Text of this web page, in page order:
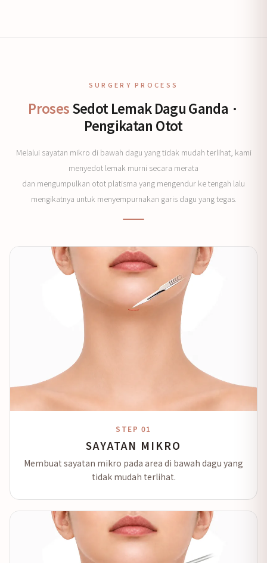
SURGERY PROCESS
ProsesSedot Lemak Dagu Ganda ·
Pengikatan Otot
Melalui sayatan mikro di bawah dagu yang tidak mudah terlihat, kami
menyedot lemak murni secara merata
dan mengumpulkan otot platisma yang mengendur ke tengah lalu
mengikatnya untuk menyempurnakan garis dagu yang tegas.
STEP 01
SAYATAN MIKRO
Membuat sayatan mikro pada area di bawah dagu yang
tidak mudah terlihat.